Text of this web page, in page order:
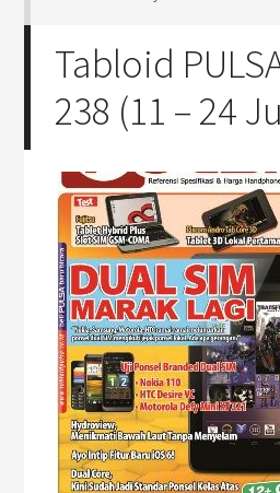
Tabloid
238 (11 – 24